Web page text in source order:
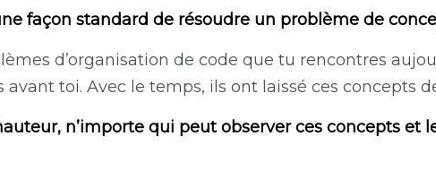
façon standard de résoudre un problème de
d’organisation de code que tu rencontres
toi. Avec le temps, ils ont laissé ces concepts
n’importe qui peut observer ces concepts et